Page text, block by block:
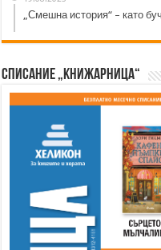
„Смешна история“ – като
Списание „Книжарница“